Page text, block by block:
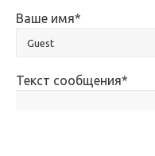
Ваше имя*
Текст сообщения*